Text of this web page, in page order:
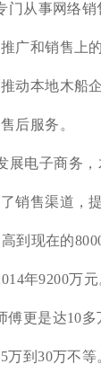
门从事网络
广和销售上
动本地木船
后服务。
展电子商务
销售渠道，
到现在的
年9200万
傅更是达10
万到30万不